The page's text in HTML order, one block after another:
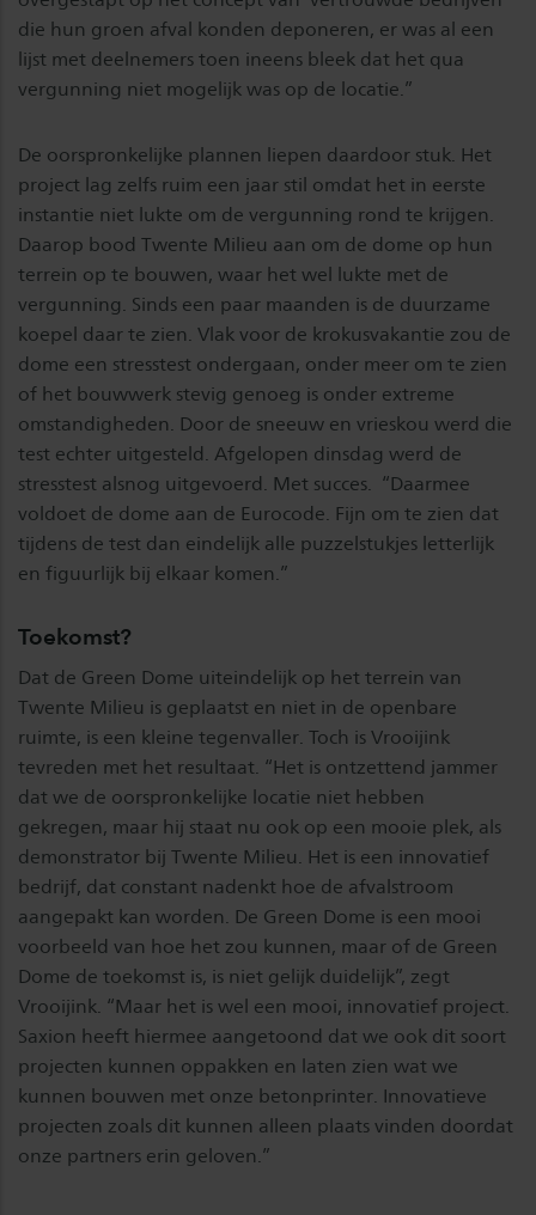
die hun groen afval konden deponeren, er was al een
lijst met deelnemers toen ineens bleek dat het qua
vergunning niet mogelijk was op de locatie.”
De oorspronkelijke plannen liepen daardoor stuk. Het
project lag zelfs ruim een jaar stil omdat het in eerste
instantie niet lukte om de vergunning rond te krijgen.
Daarop bood Twente Milieu aan om de dome op hun
terrein op te bouwen, waar het wel lukte met de
vergunning. Sinds een paar maanden is de duurzame
koepel daar te zien. Vlak voor de krokusvakantie zou de
dome een stresstest ondergaan, onder meer om te zien
of het bouwwerk stevig genoeg is onder extreme
omstandigheden. Door de sneeuw en vrieskou werd die
test echter uitgesteld. Afgelopen dinsdag werd de
stresstest alsnog uitgevoerd. Met succes. “Daarmee
voldoet de dome aan de Eurocode. Fijn om te zien dat
tijdens de test dan eindelijk alle puzzelstukjes letterlijk
en figuurlijk bij elkaar komen.”
Toekomst?
Dat de Green Dome uiteindelijk op het terrein van
Twente Milieu is geplaatst en niet in de openbare
ruimte, is een kleine tegenvaller. Toch is Vrooijink
tevreden met het resultaat. “Het is ontzettend jammer
dat we de oorspronkelijke locatie niet hebben
gekregen, maar hij staat nu ook op een mooie plek, als
demonstrator bij Twente Milieu. Het is een innovatief
bedrijf, dat constant nadenkt hoe de afvalstroom
aangepakt kan worden. De Green Dome is een mooi
voorbeeld van hoe het zou kunnen, maar of de Green
Dome de toekomst is, is niet gelijk duidelijk”, zegt
Vrooijink. “Maar het is wel een mooi, innovatief project.
Saxion heeft hiermee aangetoond dat we ook dit soort
projecten kunnen oppakken en laten zien wat we
kunnen bouwen met onze betonprinter. Innovatieve
projecten zoals dit kunnen alleen plaats vinden doordat
onze partners erin geloven.”